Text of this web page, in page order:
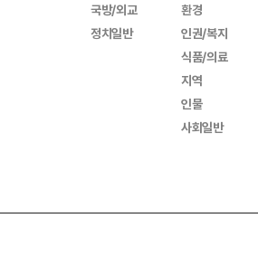
국방/외교
정치일반
환경
인권/복지
식품/의료
지역
인물
사회일반